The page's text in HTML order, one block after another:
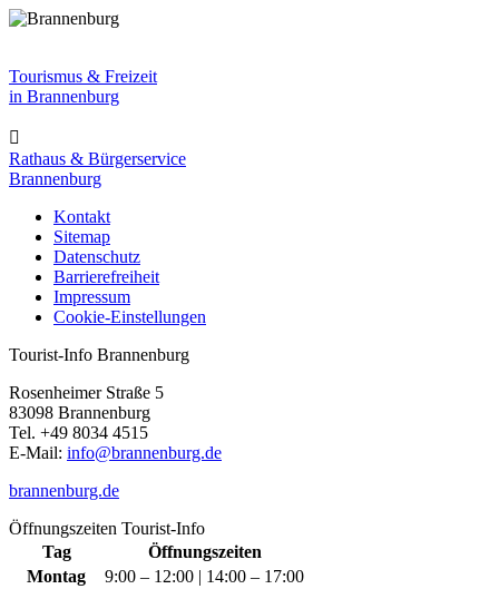
Tourismus & Freizeit
in Brannenburg

Rathaus & Bürgerservice
Brannenburg
Kontakt
Sitemap
Datenschutz
Barrierefreiheit
Impressum
Cookie-Einstellungen
Tourist-Info Brannenburg
Rosenheimer Straße 5
83098 Brannenburg
Tel. +49 8034 4515
E-Mail: info@brannenburg.de
brannenburg.de
Öffnungszeiten Tourist-Info
Tag
Öffnungszeiten
Montag
9:00 – 12:00 | 14:00 – 17:00